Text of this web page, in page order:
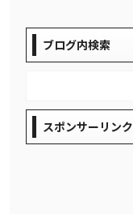
ブログ内検索
スポンサーリンク